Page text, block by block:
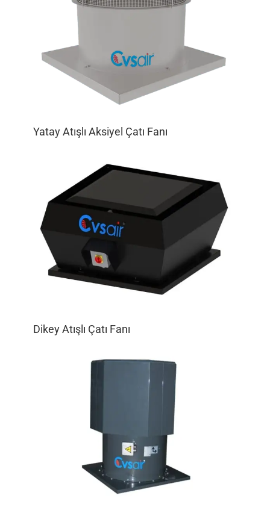
Yatay Atışlı Aksiyel Çatı Fanı
Dikey Atışlı Çatı Fanı